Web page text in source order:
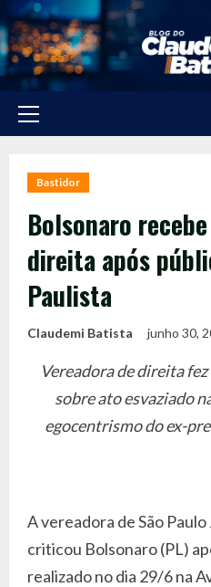
Skip
to
content
Primary
Bastidor
Bolsonaro
direita após
Paulista
Claudemi Batista junho 30,
Vereadora de direita
sobre ato esvaziado
egocentrismo do ex-
A vereadora de São Paulo
criticou Bolsonaro (PL)
realizado no dia 29/6 na